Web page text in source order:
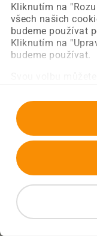
Kliknutím na
všech našich
budeme používat
Kliknutím na
budeme používat.
Obnovit